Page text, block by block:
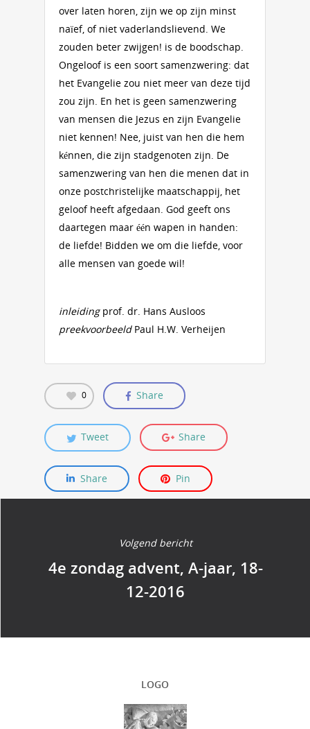
over laten horen, zijn we op zijn minst
naïef, of niet vaderlandslievend. We
zouden beter zwijgen! is de boodschap.
Ongeloof is een soort samenzwering: dat
het Evangelie zou niet meer van deze tijd
zou zijn. En het is geen samenzwering
van mensen die Jezus en zijn Evangelie
niet kennen! Nee, juist van hen die hem
kénnen, die zijn stadgenoten zijn. De
samenzwering van hen die menen dat in
onze postchristelijke maatschappij, het
geloof heeft afgedaan. God geeft ons
daartegen maar één wapen in handen:
de liefde! Bidden we om die liefde, voor
alle mensen van goede wil!
inleiding prof. dr. Hans Ausloos
preekvoorbeeld Paul H.W. Verheijen
0 Share
Tweet Share
Share Pin
Volgend bericht
4e zondag advent, A-jaar, 18-
12-2016
LOGO